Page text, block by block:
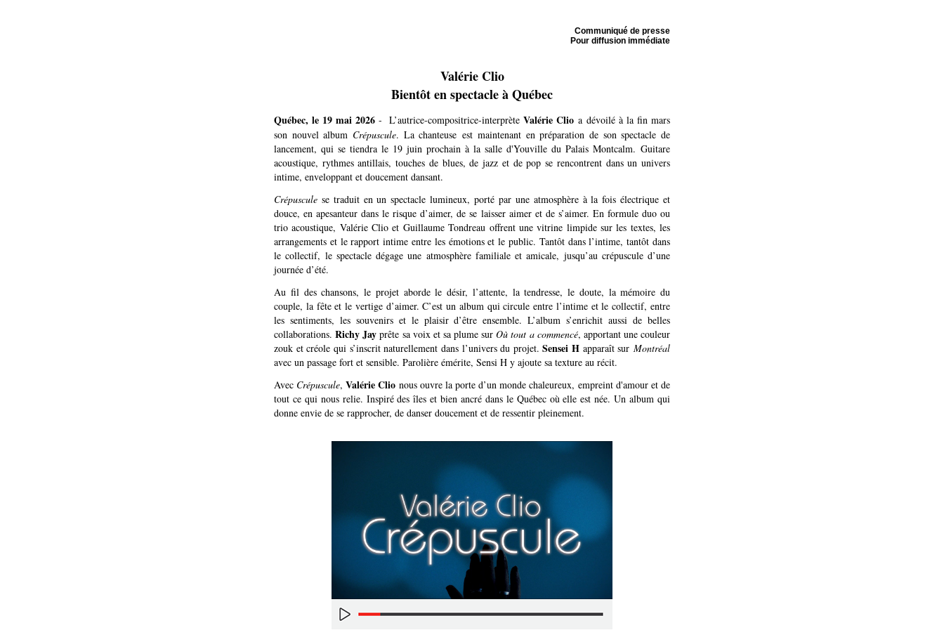
Communiqué de presse
Pour diffusion immédiate
Valérie Clio
Bientôt en spectacle à Québec
Québec, le 19 mai 2026 - L’autrice-compositrice-interprète Valérie Clio a dévoilé à la fin mars
son nouvel album Crépuscule. La chanteuse est maintenant en préparation de son spectacle de
lancement, qui se tiendra le 19 juin prochain à la salle d'Youville du Palais Montcalm. Guitare
acoustique, rythmes antillais, touches de blues, de jazz et de pop se rencontrent dans un univers
intime, enveloppant et doucement dansant.
Crépuscule se traduit en un spectacle lumineux, porté par une atmosphère à la fois électrique et
douce, en apesanteur dans le risque d’aimer, de se laisser aimer et de s’aimer. En formule duo ou
trio acoustique, Valérie Clio et Guillaume Tondreau offrent une vitrine limpide sur les textes, les
arrangements et le rapport intime entre les émotions et le public. Tantôt dans l’intime, tantôt dans
le collectif, le spectacle dégage une atmosphère familiale et amicale, jusqu’au crépuscule d’une
journée d’été.
Au fil des chansons, le projet aborde le désir, l’attente, la tendresse, le doute, la mémoire du
couple, la fête et le vertige d’aimer. C’est un album qui circule entre l’intime et le collectif, entre
les sentiments, les souvenirs et le plaisir d’être ensemble. L’album s’enrichit aussi de belles
collaborations.Richy Jay prête sa voix et sa plume surOù tout a commencé, apportant une couleur
zouk et créole qui s’inscrit naturellement dans l’univers du projet.Sensei H apparaît surMontréal
avec un passage fort et sensible. Parolière émérite, Sensi H y ajoute sa texture au récit.
Avec Crépuscule,Valérie Clio nous ouvre la porte d’un monde chaleureux, empreint d'amour et de
tout ce qui nous relie. Inspiré des îles et bien ancré dans le Québec où elle est née. Un album qui
donne envie de se rapprocher, de danser doucement et de ressentir pleinement.